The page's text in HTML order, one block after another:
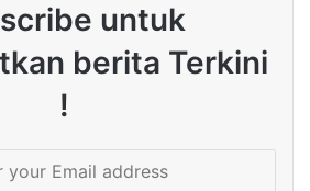
untuk
berita Terkini
!